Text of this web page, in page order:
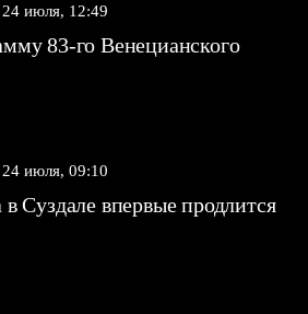
24 июля, 12:49
83-го Венецианского
24 июля, 09:10
Суздале впервые продлится